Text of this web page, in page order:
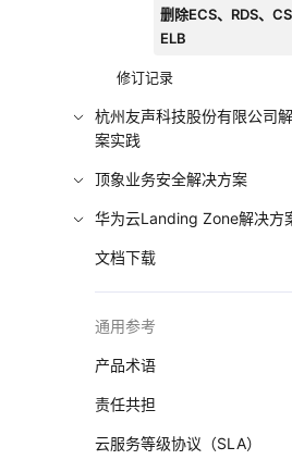
删除ECS、RDS、
ELB
修订记录
杭州友声科技股份有限公司
案实践
顶象业务安全解决方案
华为云Landing Zone解决方
文档下载
通用参考
产品术语
责任共担
云服务等级协议（SLA）